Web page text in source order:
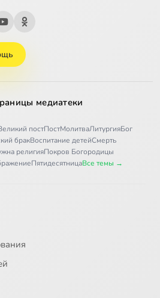
медиатеки
постПостМолитваЛитургияБог
бракВоспитание детейСмерть
религияПокров Богородицы
ПятидесятницаВсе темы →